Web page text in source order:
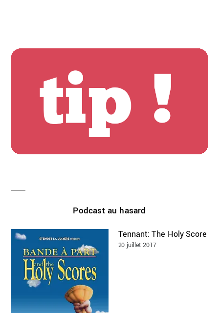
Podcast au hasard
Tennant: The Holy Score
20 juillet 2017